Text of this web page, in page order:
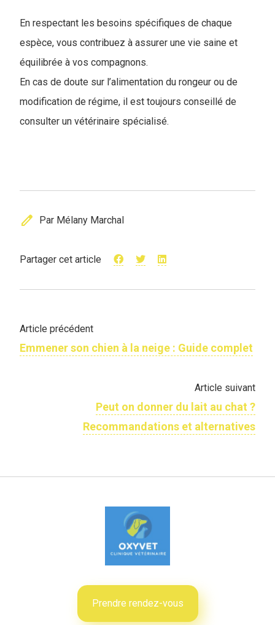
En respectant les besoins spécifiques de chaque
espèce, vous contribuez à assurer une vie saine et
équilibrée à vos compagnons.
En cas de doute sur l’alimentation du rongeur ou de
modification de régime, il est toujours conseillé de
consulter un vétérinaire spécialisé.
edit Par Mélany Marchal
Partager cet article
Article précédent
Emmener son chien à la neige​ : Guide complet
Article suivant
Peut on donner du lait au chat ?
Recommandations et alternatives
Prendre rendez-vous